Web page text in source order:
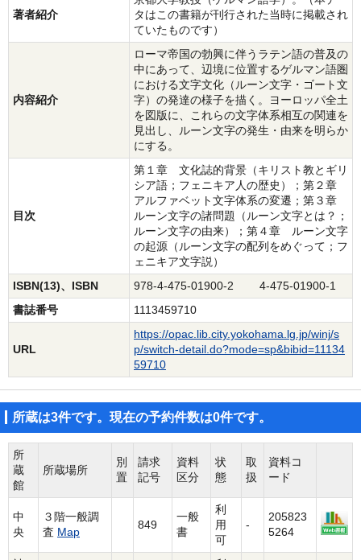
著者紹介
タはこの書籍が刊行された当時に掲載され
ていたものです）
内容紹介
ローマ帝国の勃興に伴うラテン語の普及の
中にあって、辺境に位置するゲルマン語圏
における文字文化（ルーン文字・ゴート文
字）の発達の様子を描く。ヨーロッパ全土
を図版に、これらの文字体系相互の関連を
見出し、ルーン文字の発生・由来を明らか
にする。
目次
第１章 文化誌的背景（キリスト教とギリ
シア語；フェニキア人の歴史）；第２章
アルファベット文字体系の変遷；第３章
ルーン文字の諸問題（ルーン文字とは？；
ルーン文字の由来）；第４章 ルーン文字
の起源（ルーン文字の配列をめぐって；フ
ェニキア文字説）
ISBN(13)、ISBN
978-4-475-01900-2 4-475-01900-1
書誌番号
1113459710
URL
https://opac.lib.city.yokohama.lg.jp/winj/s
p/switch-detail.do?mode=sp&bibid=11134
59710
所蔵は3件です。現在の予約件数は0件です。
所
蔵
館
所蔵場所
別
置
請求
記号
資料
区分
状
態
取
扱
資料コ
ード
中
央
３階一般調
査 Map
849
一般
書
利
用
可
-
205823
5264